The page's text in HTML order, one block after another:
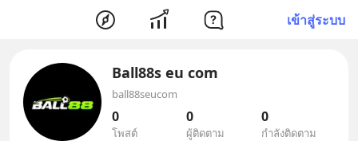
เข้าสู่ระบบ
Ball88s eu com
ball88seucom
0
โพสต์
0
ผู้ติดตาม
0
กำลังติดตาม